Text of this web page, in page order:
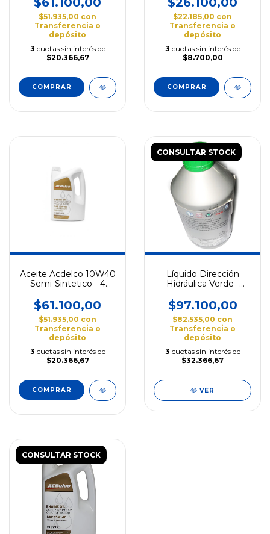
$51.935,00 con
Transferencia o
depósito
3 cuotas sin interés de
$20.366,67
$22.185,00 con
Transferencia o
depósito
3 cuotas sin interés de
$8.700,00
Aceite Acdelco 10W40
Semi-Sintetico - 4
$61.100,00
$51.935,00 con
Transferencia o
depósito
3 cuotas sin interés de
$20.366,67
CONSULTAR STOCK
Líquido Dirección
Hidráulica Verde -
Modelos
$97.100,00
$82.535,00 con
Transferencia o
depósito
3 cuotas sin interés de
$32.366,67
VER
CONSULTAR STOCK